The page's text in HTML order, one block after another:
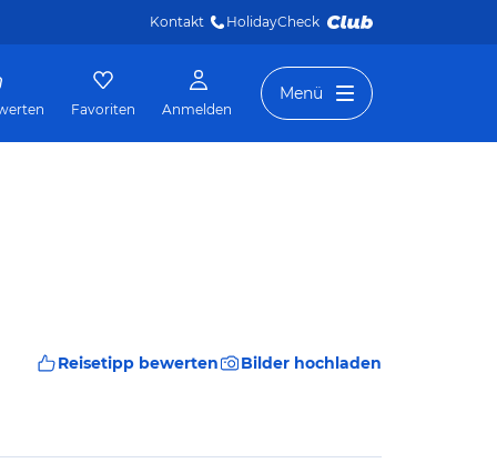
Kontakt HolidayCheck
Favoriten Anmelden
Menü
Reisetipp bewerten Bilder hochladen